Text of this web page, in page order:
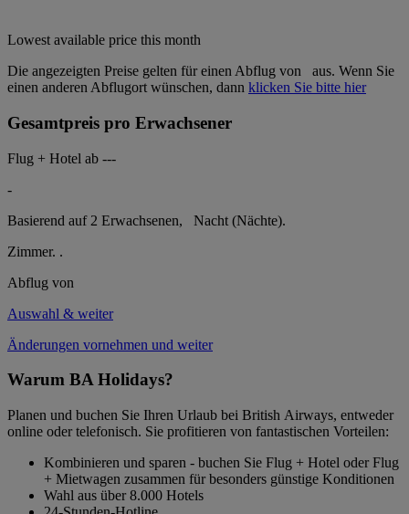
Lowest available price this month
Die angezeigten Preise gelten für einen Abflug von
aus. Wenn Sie
einen anderen Abflugort wünschen, dann klicken Sie bitte hier
Gesamtpreis pro Erwachsener
Flug + Hotel ab ---
-
Basierend auf 2 Erwachsenen,
Nacht (Nächte).
Zimmer. .
Abflug von
Auswahl & weiter
Änderungen vornehmen und weiter
Warum BA Holidays?
Planen und buchen Sie Ihren Urlaub bei British Airways, entweder
online oder telefonisch. Sie profitieren von fantastischen Vorteilen:
Kombinieren und sparen - buchen Sie Flug + Hotel oder Flug
+ Mietwagen zusammen für besonders günstige Konditionen
Wahl aus über 8.000 Hotels